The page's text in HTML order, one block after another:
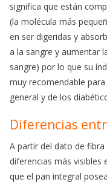
significa que están
(la molécula más
en ser digeridas y
a la sangre y aumentar
sangre) por lo que su
muy recomendable
general y de los
Diferencias
A partir del dato de
diferencias más visibles
que el pan integral